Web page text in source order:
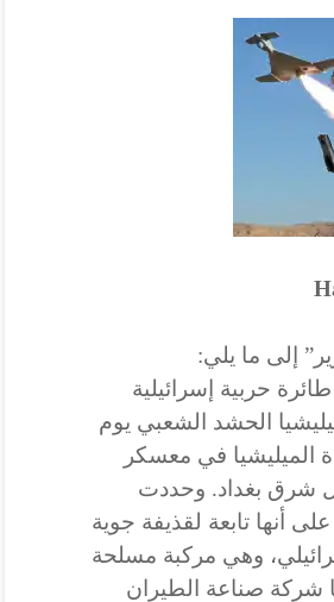
إلى ما يلي:
حربية إسرائيلية
الهجوم على اللواء 52 من ميليشيا الحشد الشعبي يوم
الميليشيا في معسكر
شرق بغداد. وحددت
أنها تابعة لقذيفة جوية
وهي مركبة مسلحة
شركة صناعة الطيران